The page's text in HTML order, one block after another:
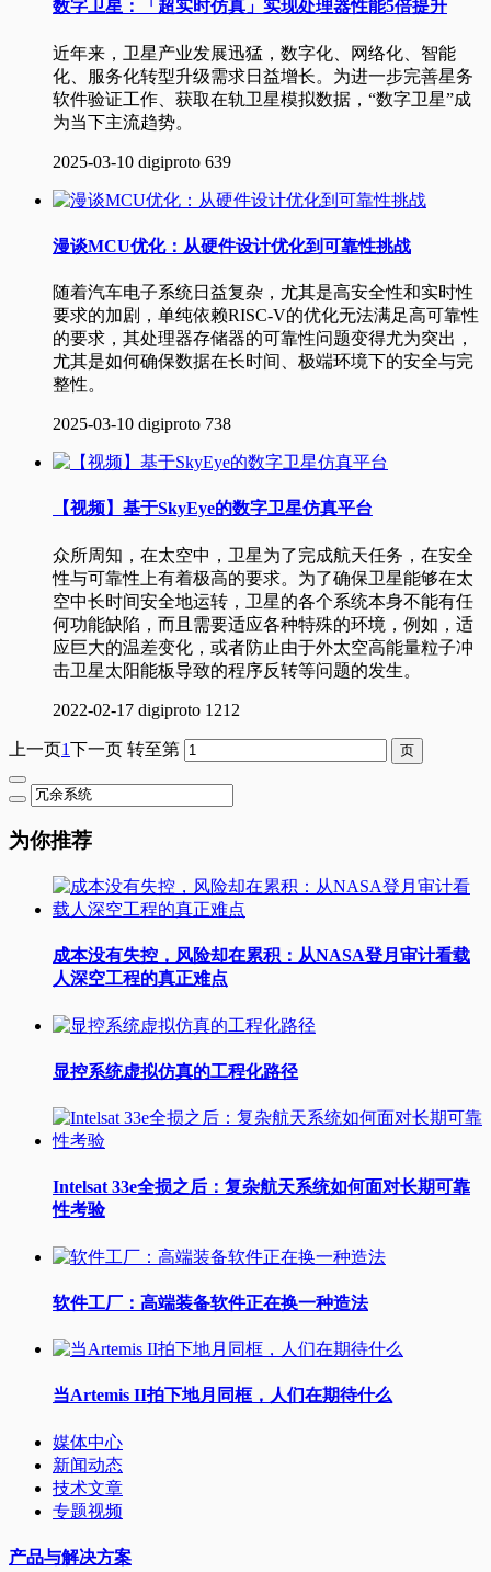
数字卫星：「超实时仿真」实现处理器性能5倍提升
近年来，卫星产业发展迅猛，数字化、网络化、智能
化、服务化转型升级需求日益增长。为进一步完善星务
软件验证工作、获取在轨卫星模拟数据，“数字卫星”成
为当下主流趋势。
2025-03-10 digiproto 639
漫谈MCU优化：从硬件设计优化到可靠性挑战
随着汽车电子系统日益复杂，尤其是高安全性和实时性
要求的加剧，单纯依赖RISC-V的优化无法满足高可靠性
的要求，其处理器存储器的可靠性问题变得尤为突出，
尤其是如何确保数据在长时间、极端环境下的安全与完
整性。
2025-03-10 digiproto 738
【视频】基于SkyEye的数字卫星仿真平台
众所周知，在太空中，卫星为了完成航天任务，在安全
性与可靠性上有着极高的要求。为了确保卫星能够在太
空中长时间安全地运转，卫星的各个系统本身不能有任
何功能缺陷，而且需要适应各种特殊的环境，例如，适
应巨大的温差变化，或者防止由于外太空高能量粒子冲
击卫星太阳能板导致的程序反转等问题的发生。
2022-02-17 digiproto 1212
上一页1下一页 转至第
为你推荐
成本没有失控，风险却在累积：从NASA登月审计看载
人深空工程的真正难点
显控系统虚拟仿真的工程化路径
Intelsat 33e全损之后：复杂航天系统如何面对长期可靠
性考验
软件工厂：高端装备软件正在换一种造法
当Artemis II拍下地月同框，人们在期待什么
媒体中心
新闻动态
技术文章
专题视频
产品与解决方案